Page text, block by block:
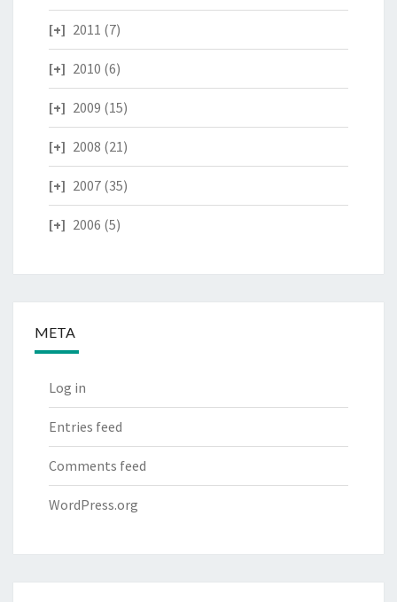
2011 (7)
2010 (6)
2009 (15)
2008 (21)
2007 (35)
2006 (5)
META
Log in
Entries feed
Comments feed
WordPress.org